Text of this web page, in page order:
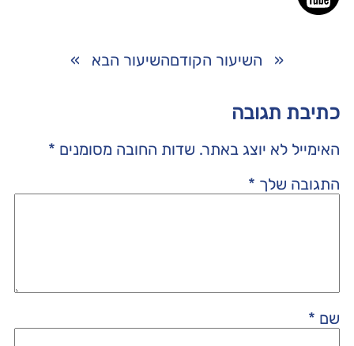
« השיעור הקודםהשיעור הבא »
כתיבת תגובה
האימייל לא יוצג באתר. שדות החובה מסומנים *
התגובה שלך *
שם *